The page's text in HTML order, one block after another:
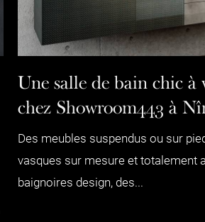
Une salle de bain chic à
chez Showroom443 à
Des meubles suspendus ou sur
vasques sur mesure et totalement
baignoires design, des...